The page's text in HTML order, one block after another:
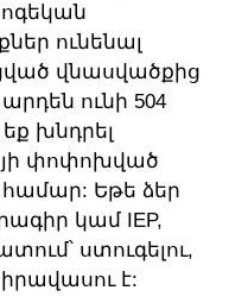
ունենալ
վնասվածքից
ունի 504
խնդրել
փոփոխված
համար: Եթե ձեր
կամ IEP,
ստուգելու,
է: